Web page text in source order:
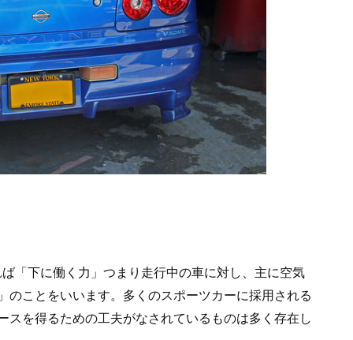
「下に働く力」つまり走行中の車に対し、主に空気
のことをいいます。多くのスポーツカーに採用される
スを得るための工夫がなされているものは多く存在し